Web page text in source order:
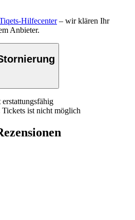
Hilfecenter– wir klären Ihr
Anbieter.
ist nicht möglich